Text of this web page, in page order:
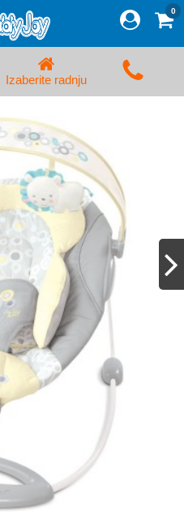
Prijava/Registracija
0
Izaberite radnju